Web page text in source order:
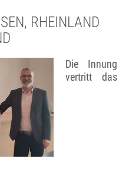
RHEINLAND
Die Innung
vertritt das